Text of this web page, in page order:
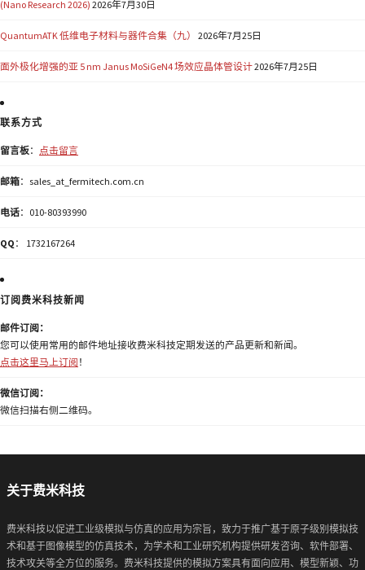
(Nano Research 2026) 2026年7月30日
QuantumATK 低维电子材料与器件合集（九） 2026年7月25日
面外极化增强的亚 5 nm Janus MoSiGeN4 场效应晶体管设计2026年7月25日
联系方式
留言板： 点击留言
邮箱：sales_at_fermitech.com.cn
电话：010-80393990
QQ ： 1732167264
订阅费米科技新闻
邮件订阅：
您可以使用常用的邮件地址接收费米科技定期发送的产品更新和新闻。
点击这里马上订阅 ！
微信订阅：
微信扫描右侧二维码。
关于费米科技
费米科技以促进工业级模拟与仿真的应用为宗旨，致力于推广基于原子级别模拟技
术和基于图像模型的仿真技术，为学术和工业研究机构提供研发咨询、软件部署、
技术攻关等全方位的服务。费米科技提供的模拟方案具有面向应用、模型新颖、功